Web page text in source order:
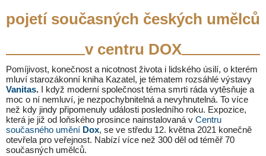
pojetí současných českých umělců
v centru DOX
Pomíjivost, konečnost a nicotnost života i lidského úsilí, o kterém
mluví starozákonní kniha Kazatel, je tématem rozsáhlé výstavy
Vanitas. I když moderní společnost téma smrti ráda vytěsňuje a
moc o ní nemluví, je nezpochybnitelná a nevyhnutelná. To více
než kdy jindy připomenuly události posledního roku. Expozice,
která je již od loňského prosince nainstalovaná v Centru
současného umění Dox, se ve středu 12. května 2021 konečně
otevřela pro veřejnost. Nabízí více než 300 děl od téměř 70
současných umělců.